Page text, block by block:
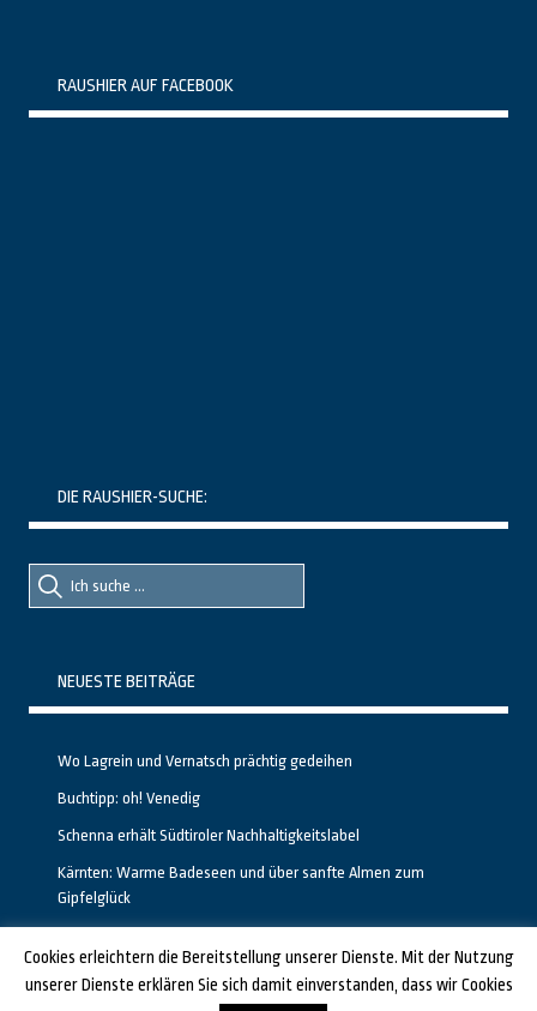
RAUSHIER AUF FACEBOOK
DIE RAUSHIER-SUCHE:
Suche
nach::
Suche
nach:
NEUESTE BEITRÄGE
Wo Lagrein und Vernatsch prächtig gedeihen
Buchtipp: oh! Venedig
Schenna erhält Südtiroler Nachhaltigkeitslabel
Kärnten: Warme Badeseen und über sanfte Almen zum
Gipfelglück
Cookies erleichtern die Bereitstellung unserer Dienste. Mit der Nutzung
unserer Dienste erklären Sie sich damit einverstanden, dass wir Cookies